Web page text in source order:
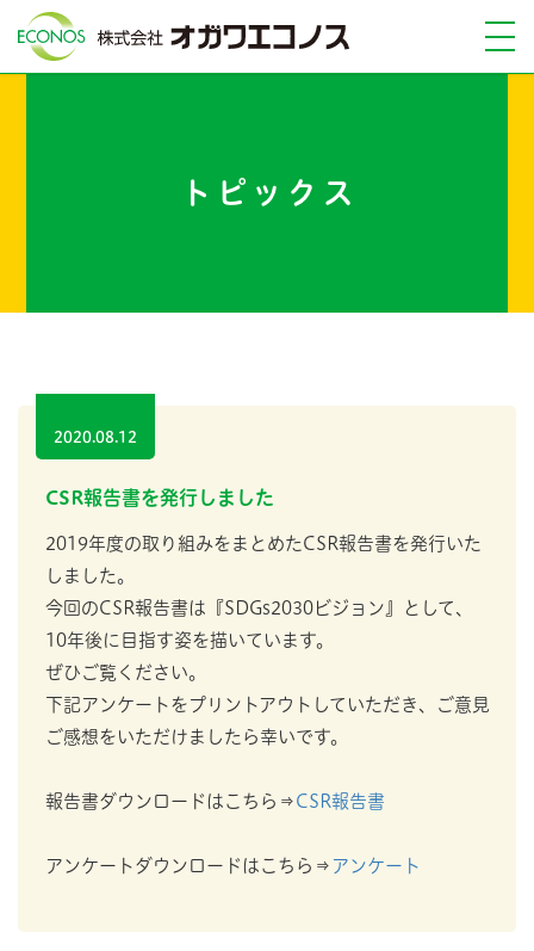
トピックス
2020.08.12
CSR報告書を発行しました
2019年度の取り組みをまとめたCSR報告書を発行いた
しました。
今回のCSR報告書は『SDGs2030ビジョン』として、
10年後に目指す姿を描いています。
ぜひご覧ください。
下記アンケートをプリントアウトしていただき、ご意見
ご感想をいただけましたら幸いです。
報告書ダウンロードはこちら⇒ CSR報告書
アンケートダウンロードはこちら⇒ アンケート